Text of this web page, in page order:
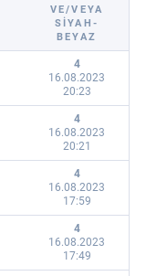
VE/VEYA
SIYAH-
BEYAZ
4
16.08.2023
20:23
4
16.08.2023
20:21
4
16.08.2023
17:59
4
16.08.2023
17:49